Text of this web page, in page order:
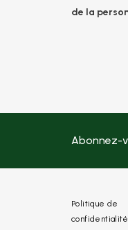
de la
Abonnez-
Politique de
confidentialité